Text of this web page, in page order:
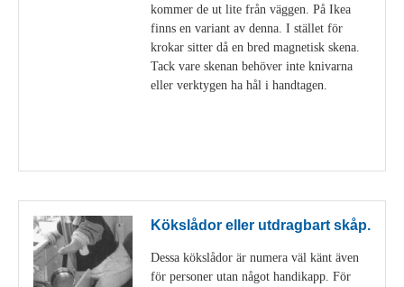
kommer de ut lite från väggen. På Ikea
finns en variant av denna. I stället för
krokar sitter då en bred magnetisk skena.
Tack vare skenan behöver inte knivarna
eller verktygen ha hål i handtagen.
Kökslådor eller utdragbart skåp.
Dessa kökslådor är numera väl känt även
för personer utan något handikapp. För